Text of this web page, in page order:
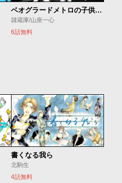
ベオグラードメトロの子供たち
隷蔵庫/山座一心
6話無料
書くなる我ら
北駒生
4話無料